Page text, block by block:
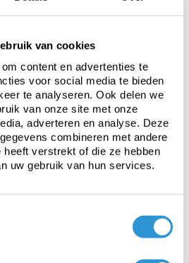
van cookies
content en advertenties te
voor social media te bieden
te analyseren. Ook delen we
van onze site met onze
adverteren en analyse. Deze
combineren met andere
heeft verstrekt of die ze hebben
uw gebruik van hun services.